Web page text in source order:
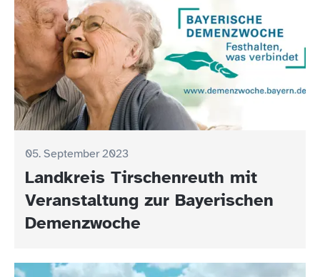
05. September 2023
Landkreis Tirschenreuth mit
Veranstaltung zur Bayerischen
Demenzwoche